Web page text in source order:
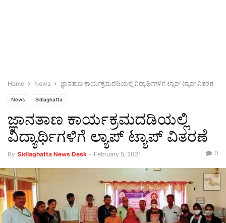
Home News ಜ್ಞಾನತಾಣ ಕಾರ್ಯಕ್ರಮದಡಿಯಲ್ಲಿ ವಿದ್ಯಾರ್ಥಿಗಳಿಗೆ ಲ್ಯಾಪ್ ಟ್ಯಾಪ್ ವಿತರಣೆ
News Sidlaghatta
ಜ್ಞಾನತಾಣ ಕಾರ್ಯಕ್ರಮದಡಿಯಲ್ಲಿ
ವಿದ್ಯಾರ್ಥಿಗಳಿಗೆ ಲ್ಯಾಪ್ ಟ್ಯಾಪ್ ವಿತರಣೆ
By Sidlaghatta News Desk - February 5, 2021 0